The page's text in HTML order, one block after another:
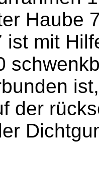
Haube
ist mit
der